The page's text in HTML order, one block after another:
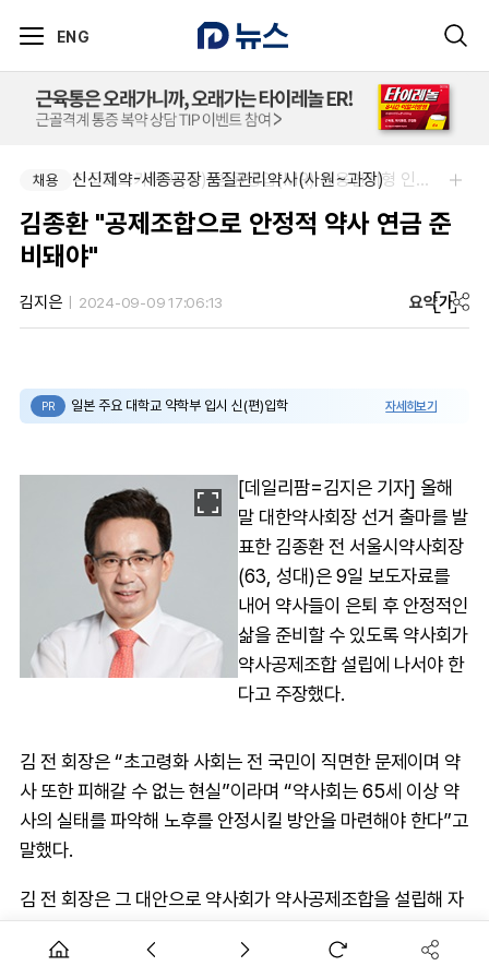
ENG
채용 한국오츠카제약(주)-병원영업(MR) 채용연계형 인턴(신입사원) 모집 공고
채용 신신제약-세종공장 품질관리약사(사원~과장)
김종환 "공제조합으로 안정적 약사 연금 준
비돼야"
김지은 2024-09-09 17:06:13 요약가
PR 일본 주요 대학교 약학부 입시 신(편)입학 자세히보기
[데일리팜=김지은 기자] 올해
말 대한약사회장 선거 출마를 발
표한 김종환 전 서울시약사회장
(63, 성대)은 9일 보도자료를
내어 약사들이 은퇴 후 안정적인
삶을 준비할 수 있도록 약사회가
약사공제조합 설립에 나서야 한
다고 주장했다.
김 전 회장은 “초고령화 사회는 전 국민이 직면한 문제이며 약
사 또한 피해갈 수 없는 현실”이라며 “약사회는 65세 이상 약
사의 실태를 파악해 노후를 안정시킬 방안을 마련해야 한다”고
말했다.
김 전 회장은 그 대안으로 약사회가 약사공제조합을 설립해 자
체 기금을 마련하는 방안을 제안했다.